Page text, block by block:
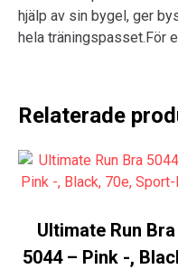
hjälp av sin bygel, ger
hela träningspasset.För
Relaterade
Ultimate Run Bra
5044 – Pink -,